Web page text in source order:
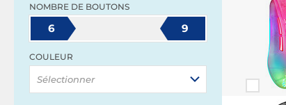
NOMBRE DE BOUTONS
6 9
COULEUR
Sélectionner